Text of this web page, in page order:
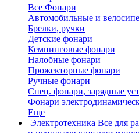
Все Фонари
Автомобильные и
Брелки, ручки
Детские фонари
Кемпинговые фонари
Налобные фонари
Прожекторные фонари
Ручные фонари
Спец. фонари, зарядные
Фонари
Еще
Электротехника Все для